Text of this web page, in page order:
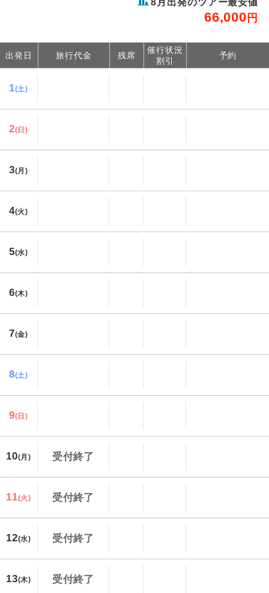
66,000 円
出発日 旅行代金 残席
催行状況
割引
予約
1(土)
2(日)
3(月)
4(火)
5(水)
6(木)
7(金)
8(土)
9(日)
10(月) 受付終了
11(火) 受付終了
12(水) 受付終了
13(木) 受付終了